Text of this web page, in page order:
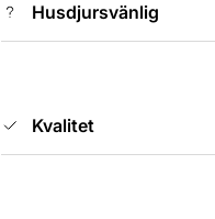
Husdjursvänlig
Kvalitet